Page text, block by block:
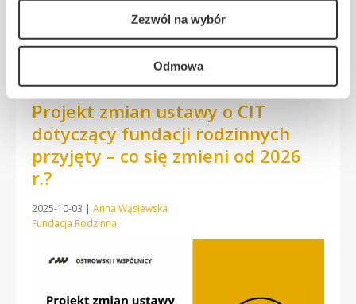
Zezwól na wybór
Odmowa
Projekt zmian ustawy o CIT
dotyczący fundacji rodzinnych
przyjęty – co się zmieni od 2026
r.?
2025-10-03 | Anna Wąsiewska
Fundacja Rodzinna